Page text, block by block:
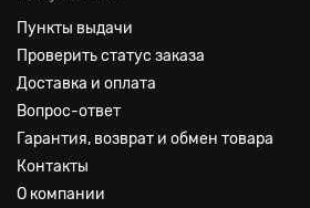
Пункты выдачи
Проверить статус заказа
Доставка и оплата
Вопрос-ответ
Гарантия, возврат и обмен товара
Контакты
О компании